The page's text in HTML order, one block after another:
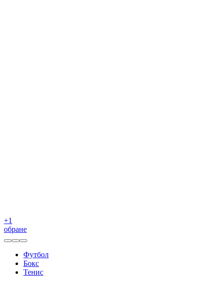
+1
обране
Футбол
Бокс
Тенис